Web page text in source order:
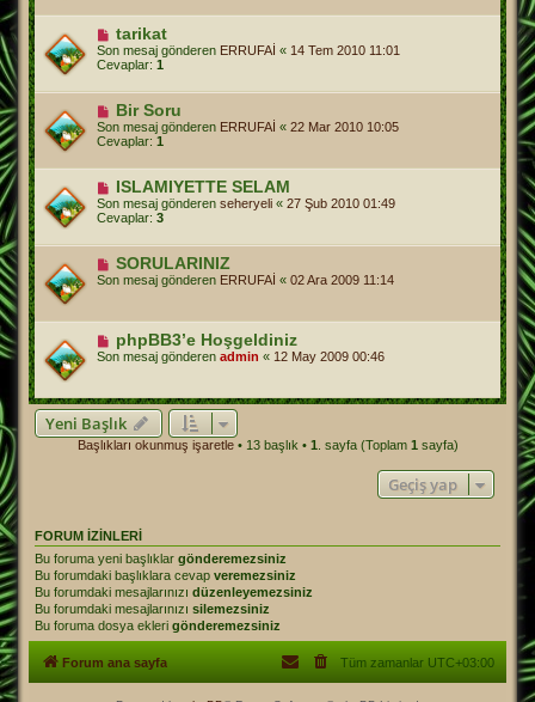
tarikat
Son mesaj gönderen ERRUFAİ « 14 Tem 2010 11:01
Cevaplar: 1
Bir Soru
Son mesaj gönderen ERRUFAİ « 22 Mar 2010 10:05
Cevaplar: 1
ISLAMIYETTE SELAM
Son mesaj gönderen seheryeli « 27 Şub 2010 01:49
Cevaplar: 3
SORULARINIZ
Son mesaj gönderen ERRUFAİ « 02 Ara 2009 11:14
phpBB3’e Hoşgeldiniz
Son mesaj gönderen admin « 12 May 2009 00:46
Yeni Başlık
Başlıkları okunmuş işaretle• 13 başlık • 1 . sayfa (Toplam 1 sayfa)
Geçiş yap
FORUM IZINLERI
Bu foruma yeni başlıklar gönderemezsiniz
Bu forumdaki başlıklara cevap veremezsiniz
Bu forumdaki mesajlarınızı düzenleyemezsiniz
Bu forumdaki mesajlarınızı silemezsiniz
Bu foruma dosya ekleri gönderemezsiniz
Forum ana sayfa Tüm zamanlar UTC+03:00